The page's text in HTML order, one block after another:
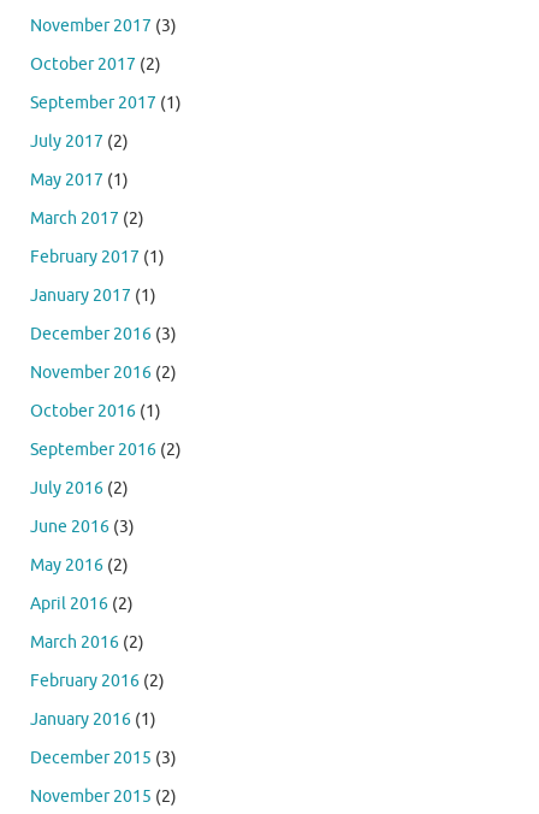
November 2017 (3)
October 2017 (2)
September 2017 (1)
July 2017 (2)
May 2017 (1)
March 2017 (2)
February 2017 (1)
January 2017 (1)
December 2016 (3)
November 2016 (2)
October 2016 (1)
September 2016 (2)
July 2016 (2)
June 2016 (3)
May 2016 (2)
April 2016 (2)
March 2016 (2)
February 2016 (2)
January 2016 (1)
December 2015 (3)
November 2015 (2)